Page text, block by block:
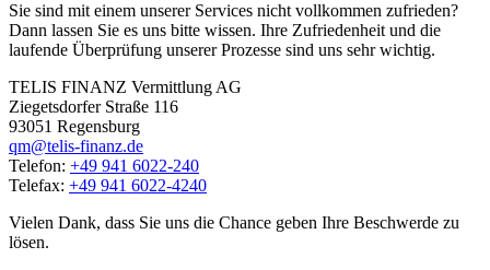
Sie sind mit einem unserer Services nicht vollkommen zufrieden?
Dann lassen Sie es uns bitte wissen. Ihre Zufriedenheit und die
laufende Überprüfung unserer Prozesse sind uns sehr wichtig.
TELIS FINANZ Vermittlung AG
Ziegetsdorfer Straße 116
93051 Regensburg
qm@telis-finanz.de
Telefon: +49 941 6022-240
Telefax: +49 941 6022-4240
Vielen Dank, dass Sie uns die Chance geben Ihre Beschwerde zu
lösen.